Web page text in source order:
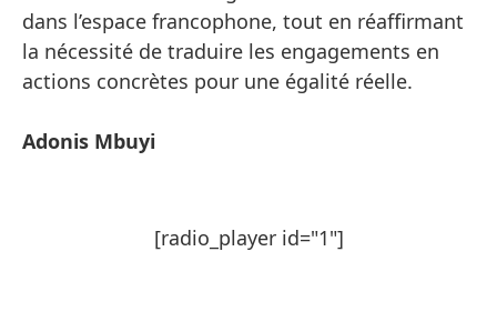
dans l’espace francophone, tout en réaffirmant
la nécessité de traduire les engagements en
actions concrètes pour une égalité réelle.
Adonis Mbuyi
[radio_player id="1"]